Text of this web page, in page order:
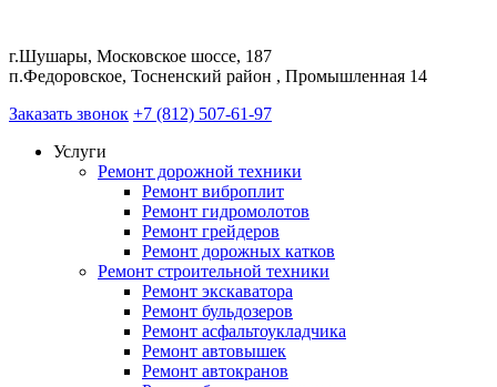
г.Шушары, Московское шоссе, 187
п.Федоровское, Тосненский район , Промышленная 14
Заказать звонок +7 (812) 507-61-97
Услуги
Ремонт дорожной техники
Ремонт виброплит
Ремонт гидромолотов
Ремонт грейдеров
Ремонт дорожных катков
Ремонт строительной техники
Ремонт экскаватора
Ремонт бульдозеров
Ремонт асфальтоукладчика
Ремонт автовышек
Ремонт автокранов